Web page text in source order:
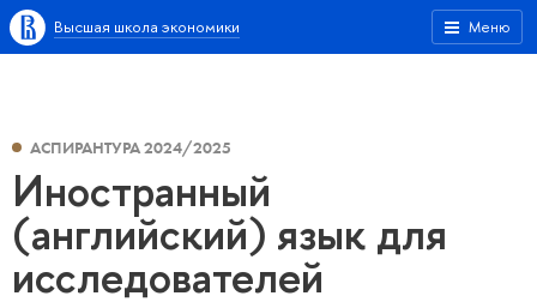
Меню
Высшая школа экономики
АСПИРАНТУРА 2024/2025
Иностранный
(английский) язык для
исследователей